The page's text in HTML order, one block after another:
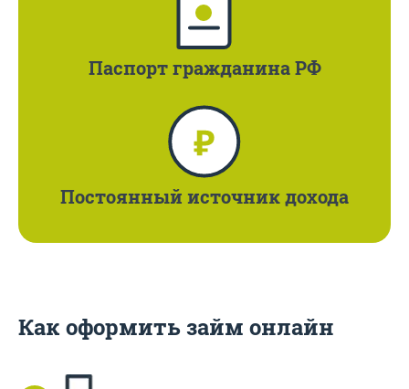
Паспортгражданина РФ
Постоянный источник дохода
Как оформить займ онлайн